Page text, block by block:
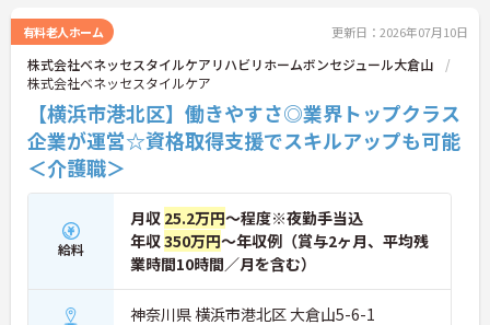
の専門性を認定されると、1資格につき月給＋1万円
（最大4万円）の手当がつきます。キャリアアップす
れば年収UPも目指せるため、高いモチベーションで
働き続けられます。
＜家族も嬉しい！ベネッセグループならではの手厚
い福利厚生＞ご家族も支える制度が満載♪産休・育
休の取得実績も多数あり、ライフステージが変わっ
ても長く安心して働き続けられる環境が整っていま
す。
有料老人ホーム 更新日：2026年07月10日
株式会社ベネッセスタイルケアリハビリホームボンセジュール大倉山
株式会社ベネッセスタイルケア
【横浜市港北区】働きやすさ◎業界トップクラス
企業が運営☆資格取得支援でスキルアップも可能
＜介護職＞
給料
月収 25.2万円～程度※夜勤手当込
年収350万円～年収例（賞与2ヶ月、平均残
業時間10時間／月を含む）
神奈川県 横浜市港北区 大倉山5-6-1